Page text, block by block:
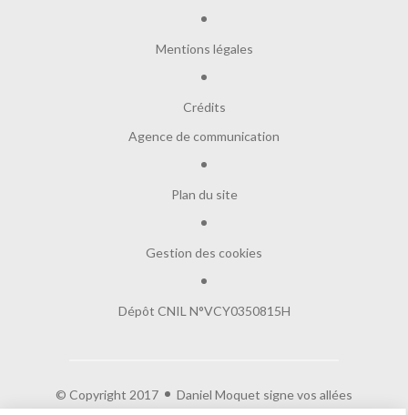
Mentions légales
Crédits
Agence de communication
Plan du site
Gestion des cookies
Dépôt CNIL N°VCY0350815H
© Copyright 2017 Daniel Moquet signe vos allées